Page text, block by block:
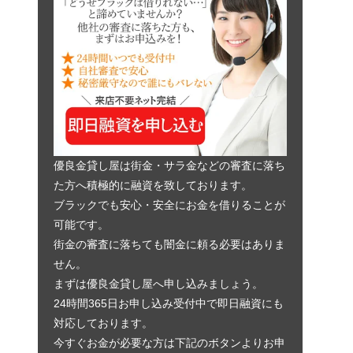
優良金貸し屋は街金・サラ金などの審査に落ち
た方へ積極的に融資を致しております。
ブラックでも安心・安全にお金を借りることが
可能です。
街金の審査に落ちても闇金に頼る必要はありま
せん。
まずは優良金貸し屋へ申し込みましょう。
24時間365日お申し込み受付中で即日融資にも
対応しております。
今すぐお金が必要な方は下記のボタンよりお申